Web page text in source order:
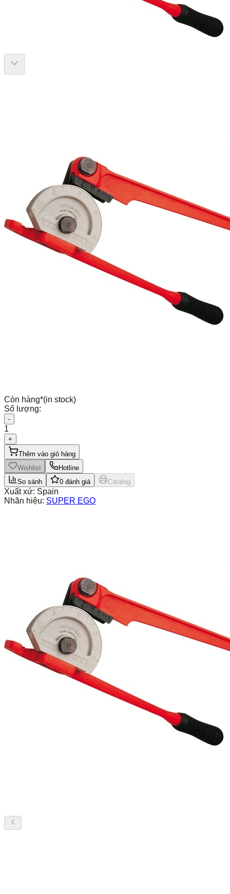
Còn hàng*(in stock)
Số lượng:
-
1
+
Thêm vào giỏ hàng
Wishlist
Hotline
So sánh
0 đánh giá Catalog
Xuất xứ: Spain
Nhãn hiệu: SUPER EGO